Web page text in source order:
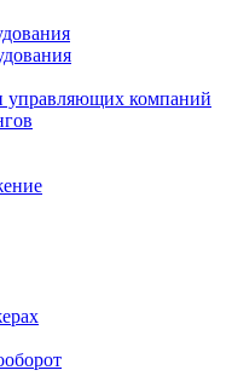
управляющих компаний